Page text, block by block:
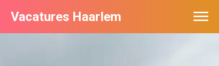
Vacatures Haarlem
Vacatures per bedrijf in Haarlem